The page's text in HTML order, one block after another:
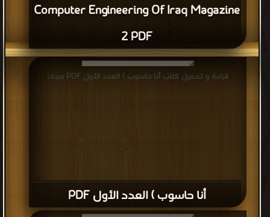
Computer Engineering Of Iraq Magazine
2 PDF
أنا حاسوب ) العدد الأول PDF
قراءة و تحميل كتاب أنا حاسوب ) العدد الأول PDF مجانا